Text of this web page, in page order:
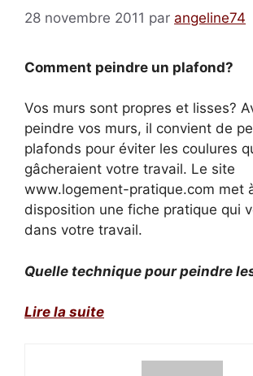
28 novembre 2011 par angeline74
Comment peindre un plafond?
Vos murs sont propres et lisses?
peindre vos murs, il convient de
plafonds pour éviter les coulures
gâcheraient votre travail. Le site
www.logement-pratique.com met
disposition une fiche pratique qui
dans votre travail.
Quelle technique pour peindre
Lire la suite